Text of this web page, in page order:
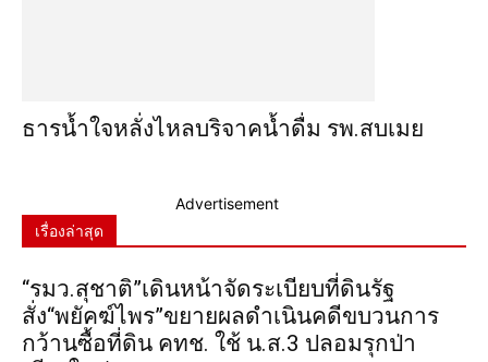
ธารน้ำใจหลั่งไหลบริจาคน้ำดื่ม รพ.สบเมย
Advertisement
เรื่องล่าสุด
“รมว.สุชาติ”เดินหน้าจัดระเบียบที่ดินรัฐ
สั่ง“พยัคฆ์ไพร”ขยายผลดำเนินคดีขบวนการ
กว้านซื้อที่ดิน คทช. ใช้ น.ส.3 ปลอมรุกป่า